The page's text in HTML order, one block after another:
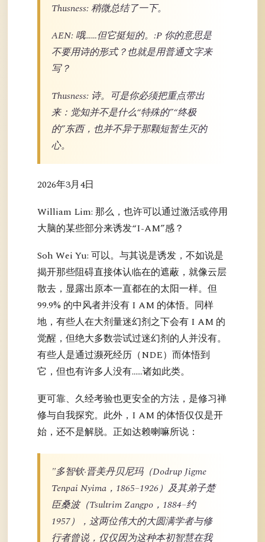
Thusness: 稍微总结了一下。
AEN: 哦……但它挺短的。:P 你的意思是
不要用诗的形式？也就是用普通文字来
写？
Thusness: 诗。可是你必须把重点带出
来：觉知并不是什么“特殊的”“终极
的”东西，也并不异于那颗短暂生灭的
心。
2026年3月4日
William Lim: 那么，也许可以通过激活或停用
大脑的某些部分来诱发“I-AM”感？
Soh Wei Yu: 可以。与其说是诱发，不如说是
揭开那些阻碍直接体认临在的遮蔽，就像云层
散去，显露出原本一直都在的太阳一样。但
99.9% 的中风者并没有 I AM 的体悟。同样
地，有些人在大剂量迷幻剂之下会有 I AM 的
觉醒，但绝大多数尝试过迷幻剂的人并没有。
有些人是通过濒死经历（NDE）而体悟到
它，但也有许多人没有……诸如此类。
更可靠、久经考验也更安全的方法，是修习禅
修与自我探究。此外，I AM 的体悟仅仅是开
始，还不是解脱。正如达赖喇嘛所说：
"多智钦·晋美丹贝尼玛（Dodrup Jigme
Tenpai Nyima，1865–1926）及其弟子楚
臣桑波（Tsultrim Zangpo，1884–约
1957），这两位伟大的大圆满学者与修
行者曾说，仅仅因为这种本初智慧在我